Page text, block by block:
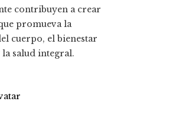
contribuyen a crear
promueva la
cuerpo, el bienestar
salud integral.